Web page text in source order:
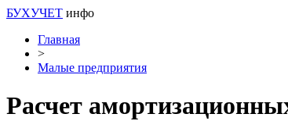
БУХУЧЕТ инфо
Главная
>
Малые предприятия
Расчет